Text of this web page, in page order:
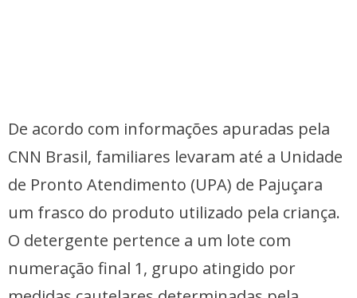
De acordo com informações apuradas pela
CNN Brasil, familiares levaram até a Unidade
de Pronto Atendimento (UPA) de Pajuçara
um frasco do produto utilizado pela criança.
O detergente pertence a um lote com
numeração final 1, grupo atingido por